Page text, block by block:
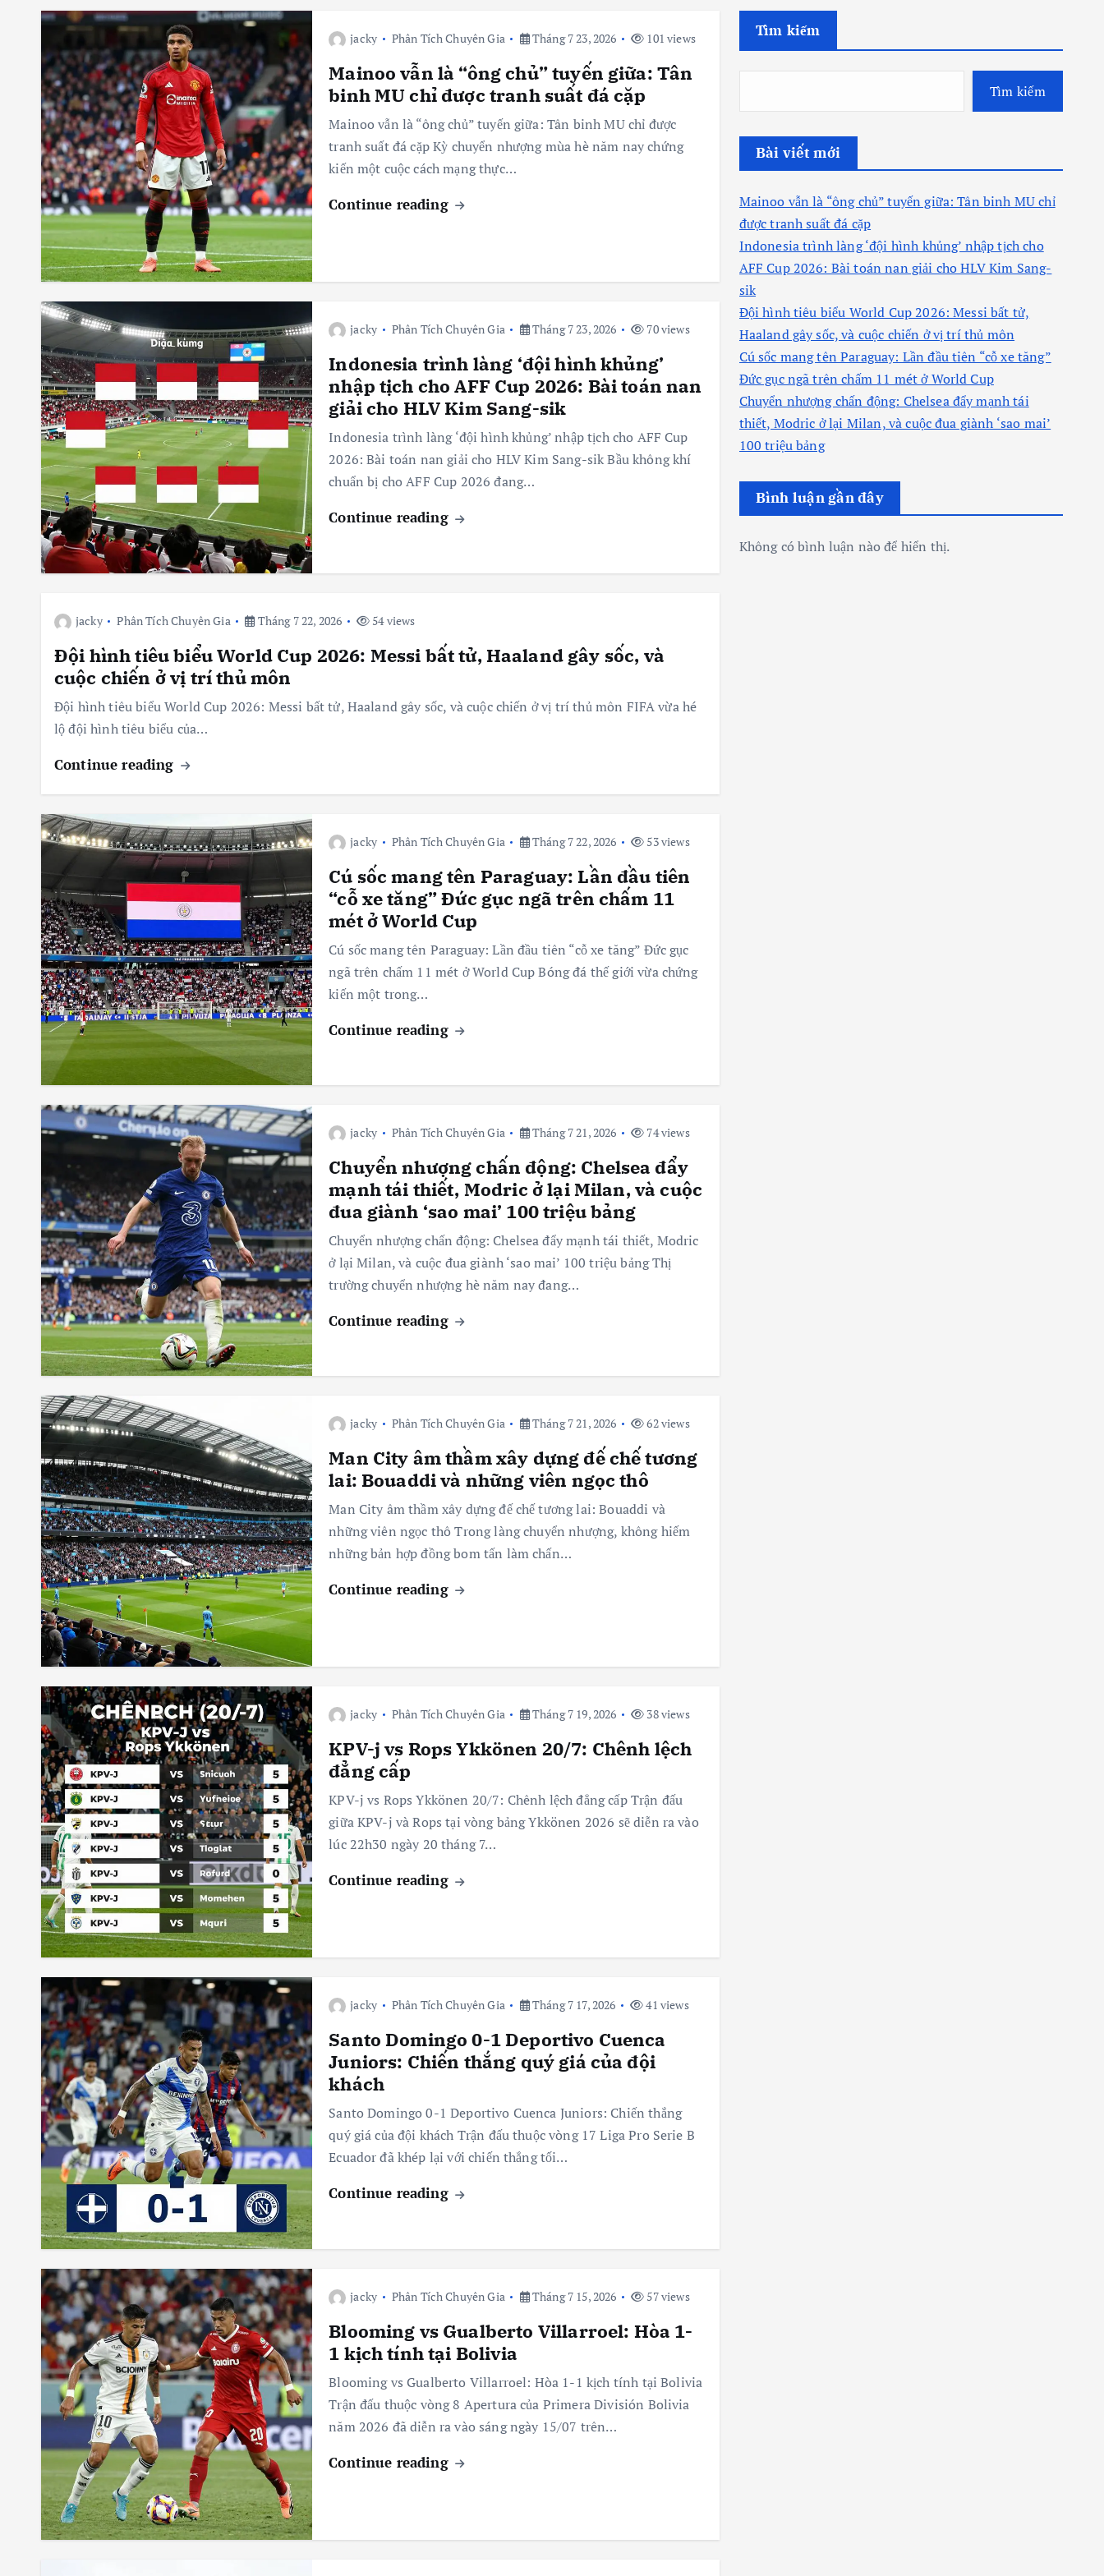
jacky Phân Tích Chuyên Gia Tháng 7 23, 2026 101 views
Mainoo vẫn là “ông chủ” tuyến giữa: Tân
binh MU chỉ được tranh suất đá cặp
Mainoo vẫn là “ông chủ” tuyến giữa: Tân binh MU chỉ được
tranh suất đá cặp Kỳ chuyển nhượng mùa hè năm nay chứng
kiến một cuộc cách mạng thực…
Continue reading
jacky Phân Tích Chuyên Gia Tháng 7 23, 2026 70 views
Indonesia trình làng ‘đội hình khủng’
nhập tịch cho AFF Cup 2026: Bài toán nan
giải cho HLV Kim Sang-sik
Indonesia trình làng ‘đội hình khủng’ nhập tịch cho AFF Cup
2026: Bài toán nan giải cho HLV Kim Sang-sik Bầu không khí
chuẩn bị cho AFF Cup 2026 đang…
Continue reading
jacky Phân Tích Chuyên Gia Tháng 7 22, 2026 54 views
Đội hình tiêu biểu World Cup 2026: Messi bất tử, Haaland gây sốc, và
cuộc chiến ở vị trí thủ môn
Đội hình tiêu biểu World Cup 2026: Messi bất tử, Haaland gây sốc, và cuộc chiến ở vị trí thủ môn FIFA vừa hé
lộ đội hình tiêu biểu của…
Continue reading
jacky Phân Tích Chuyên Gia Tháng 7 22, 2026 53 views
Cú sốc mang tên Paraguay: Lần đầu tiên
“cỗ xe tăng” Đức gục ngã trên chấm 11
mét ở World Cup
Cú sốc mang tên Paraguay: Lần đầu tiên “cỗ xe tăng” Đức gục
ngã trên chấm 11 mét ở World Cup Bóng đá thế giới vừa chứng
kiến một trong…
Continue reading
jacky Phân Tích Chuyên Gia Tháng 7 21, 2026 74 views
Chuyển nhượng chấn động: Chelsea đẩy
mạnh tái thiết, Modric ở lại Milan, và cuộc
đua giành ‘sao mai’ 100 triệu bảng
Chuyển nhượng chấn động: Chelsea đẩy mạnh tái thiết, Modric
ở lại Milan, và cuộc đua giành ‘sao mai’ 100 triệu bảng Thị
trường chuyển nhượng hè năm nay đang…
Continue reading
jacky Phân Tích Chuyên Gia Tháng 7 21, 2026 62 views
Man City âm thầm xây dựng đế chế tương
lai: Bouaddi và những viên ngọc thô
Man City âm thầm xây dựng đế chế tương lai: Bouaddi và
những viên ngọc thô Trong làng chuyển nhượng, không hiếm
những bản hợp đồng bom tấn làm chấn…
Continue reading
jacky Phân Tích Chuyên Gia Tháng 7 19, 2026 38 views
KPV-j vs Rops Ykkönen 20/7: Chênh lệch
đẳng cấp
KPV-j vs Rops Ykkönen 20/7: Chênh lệch đẳng cấp Trận đấu
giữa KPV-j và Rops tại vòng bảng Ykkönen 2026 sẽ diễn ra vào
lúc 22h30 ngày 20 tháng 7…
Continue reading
jacky Phân Tích Chuyên Gia Tháng 7 17, 2026 41 views
Santo Domingo 0-1 Deportivo Cuenca
Juniors: Chiến thắng quý giá của đội
khách
Santo Domingo 0-1 Deportivo Cuenca Juniors: Chiến thắng
quý giá của đội khách Trận đấu thuộc vòng 17 Liga Pro Serie B
Ecuador đã khép lại với chiến thắng tối…
Continue reading
jacky Phân Tích Chuyên Gia Tháng 7 15, 2026 57 views
Blooming vs Gualberto Villarroel: Hòa 1-
1 kịch tính tại Bolivia
Blooming vs Gualberto Villarroel: Hòa 1-1 kịch tính tại Bolivia
Trận đấu thuộc vòng 8 Apertura của Primera División Bolivia
năm 2026 đã diễn ra vào sáng ngày 15/07 trên…
Continue reading
Tìm kiếm
Tìm kiếm
Bài viết mới
Mainoo vẫn là “ông chủ” tuyến giữa: Tân binh MU chỉ
được tranh suất đá cặp
Indonesia trình làng ‘đội hình khủng’ nhập tịch cho
AFF Cup 2026: Bài toán nan giải cho HLV Kim Sang-
sik
Đội hình tiêu biểu World Cup 2026: Messi bất tử,
Haaland gây sốc, và cuộc chiến ở vị trí thủ môn
Cú sốc mang tên Paraguay: Lần đầu tiên “cỗ xe tăng”
Đức gục ngã trên chấm 11 mét ở World Cup
Chuyển nhượng chấn động: Chelsea đẩy mạnh tái
thiết, Modric ở lại Milan, và cuộc đua giành ‘sao mai’
100 triệu bảng
Bình luận gần đây
Không có bình luận nào để hiển thị.